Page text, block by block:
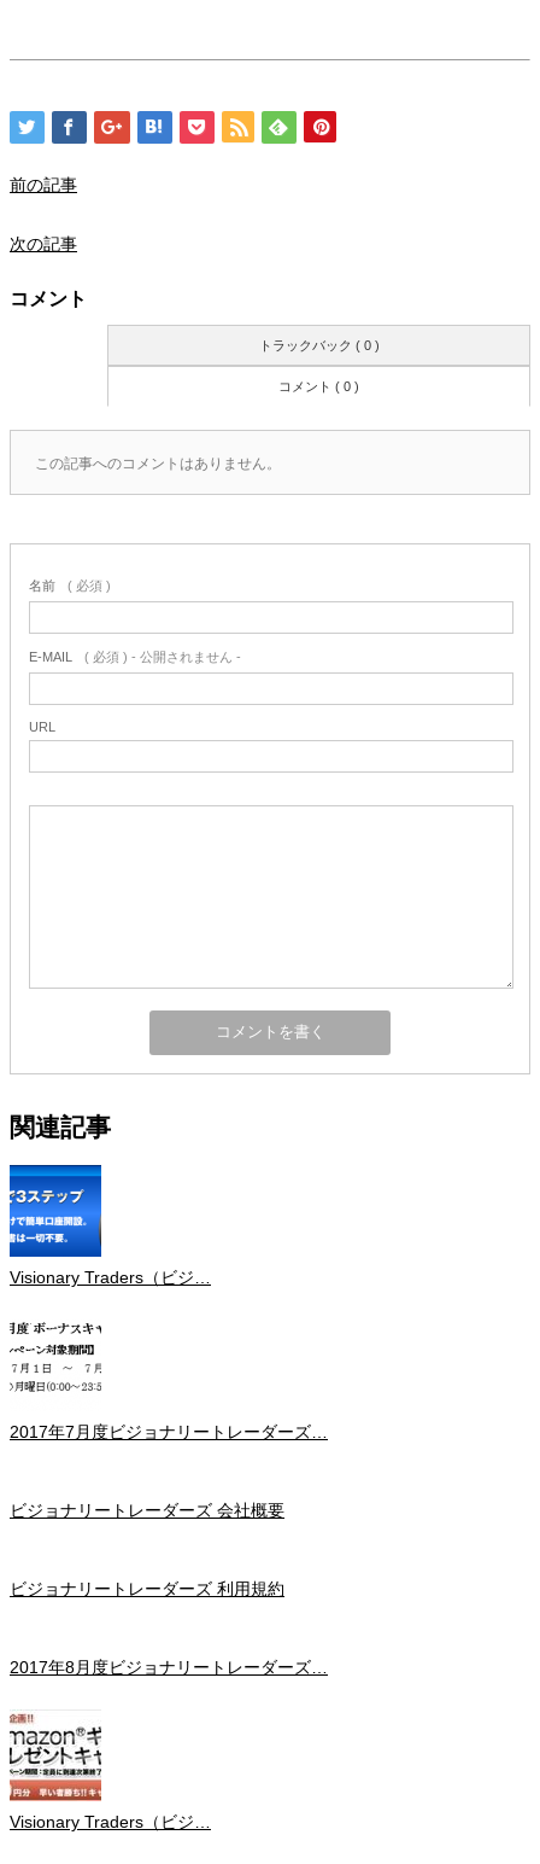
前の記事
次の記事
コメント
トラックバック ( 0 )
コメント ( 0 )
この記事へのコメントはありません。
名前 ( 必須 )
E-MAIL ( 必須 ) - 公開されません -
URL
関連記事
Visionary Traders（ビジ…
2017年7月度ビジョナリートレーダーズ…
ビジョナリートレーダーズ 会社概要
ビジョナリートレーダーズ 利用規約
2017年8月度ビジョナリートレーダーズ…
Visionary Traders（ビジ…